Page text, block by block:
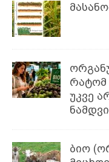
რატომ
უკვე
ბიო